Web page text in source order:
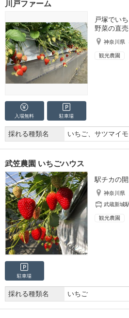
川戸ファーム
戸塚でい
野菜の直
神奈川県
観光農園
入場無料 駐車場
採れる種類名 いちご、サツマイモ
武笠農園 いちごハウス
駅チカの
神奈川県
武蔵新城
観光農園
駐車場
採れる種類名 いちご